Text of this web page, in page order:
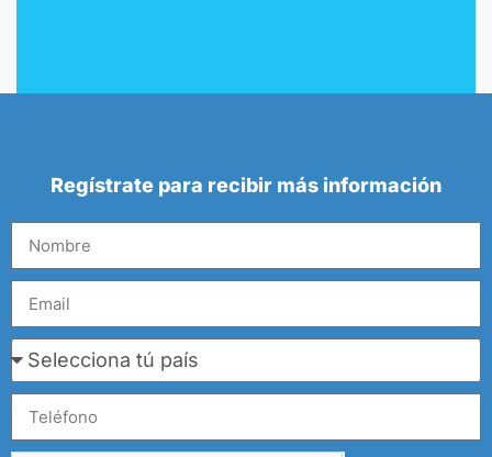
Regístrate para recibir más información